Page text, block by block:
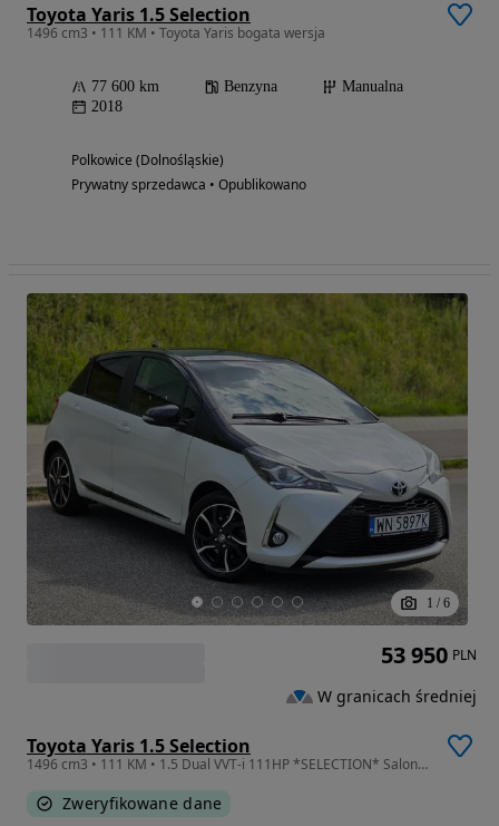
Toyota Yaris 1.5 Selection
1496 cm3 • 111 KM • Toyota Yaris bogata wersja
77 600 km Benzyna
Manualna
2018
Polkowice (Dolnośląskie)
Prywatny sprzedawca • Opublikowano
1 / 6
Toyota Yaris 1.5 Selection
1496 cm3 • 111 KM • 1.5 Dual VVT-i 111HP *SELECTION* Salon Pl. 1.właściciel Serwis ASO
Zweryfikowane dane
53 950 PLN
W granicach średniej